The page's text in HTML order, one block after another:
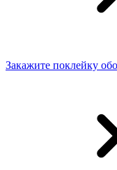
Закажите поклейку